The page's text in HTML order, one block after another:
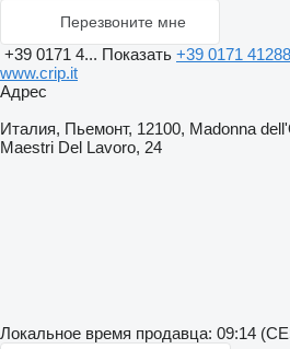
Перезвоните мне
+39 0171 4... Показать +39 0171
www.crip.it
Адрес
Италия, Пьемонт, 12100, Madonna
Maestri Del Lavoro, 24
Локальное время продавца: 09:14